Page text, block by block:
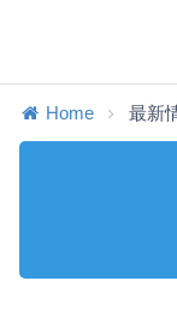
Home 最新